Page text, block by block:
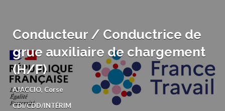
Conducteur / Conductrice de
grue auxiliaire de chargement
(H/F)
AJACCIO, Corse
CDI/CDD/INTÉRIM